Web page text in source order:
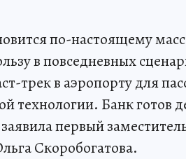
по-настоящему
в повседневных
трек в аэропорту для
технологии. Банк готов
первый
Скоробогатова.